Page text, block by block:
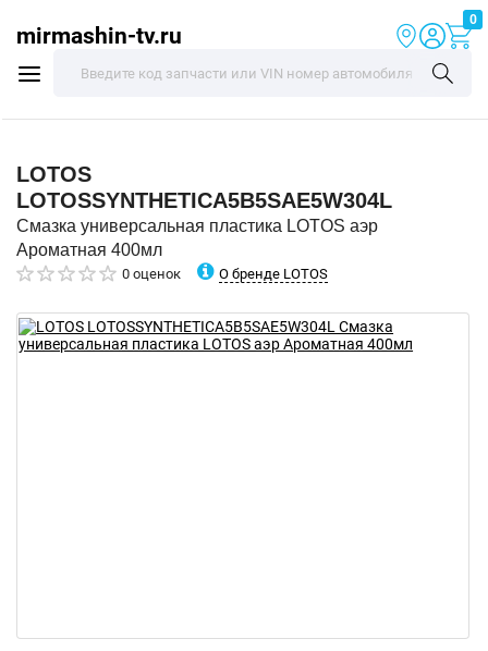
mirmashin-tv.ru
0
LOTOS
LOTOSSYNTHETICA5B5SAE5W304L
Смазка универсальная пластика LOTOS аэр
Ароматная 400мл
0 оценок О бренде LOTOS